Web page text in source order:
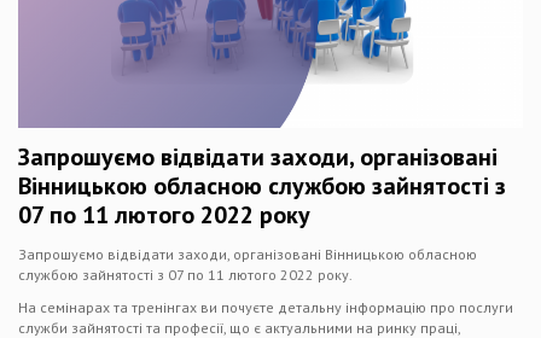
Запрошуємо відвідати заходи, організовані
Вінницькою обласною службою зайнятості з
07 по 11 лютого 2022 року
Запрошуємо відвідати заходи, організовані Вінницькою обласною
службою зайнятості з 07 по 11 лютого 2022 року.
На семінарах та тренінгах ви почуєте детальну інформацію про послуги
служби зайнятості та професії, що є актуальними на ринку праці,